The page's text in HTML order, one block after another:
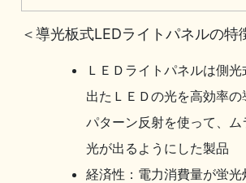
＜導光板式LEDライトパネルの特
ＬＥＤライトパネルは側光
出たＬＥＤの光を高効率の
パターン反射を使って、ム
光が出るようにした製品
経済性：電力消費量が蛍光